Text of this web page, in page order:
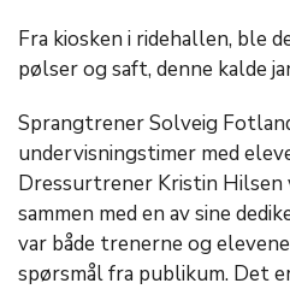
Fra kiosken i ridehallen, ble
pølser og saft, denne kalde
Sprangtrener Solveig
undervisningstimer med
Dressurtrener Kristin Hilsen
sammen med en av sine
var både trenerne og
spørsmål fra publikum. Det